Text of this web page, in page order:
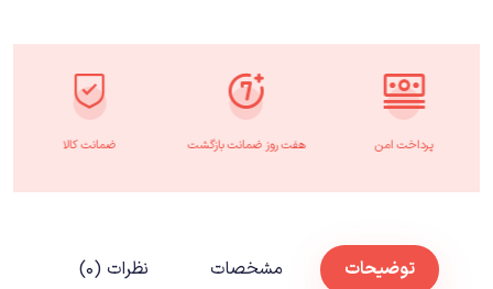
پرداخت امن هفت روز ضمانت بازگشت ضمانت کالا
توضیحات مشخصات نظرات (۰)